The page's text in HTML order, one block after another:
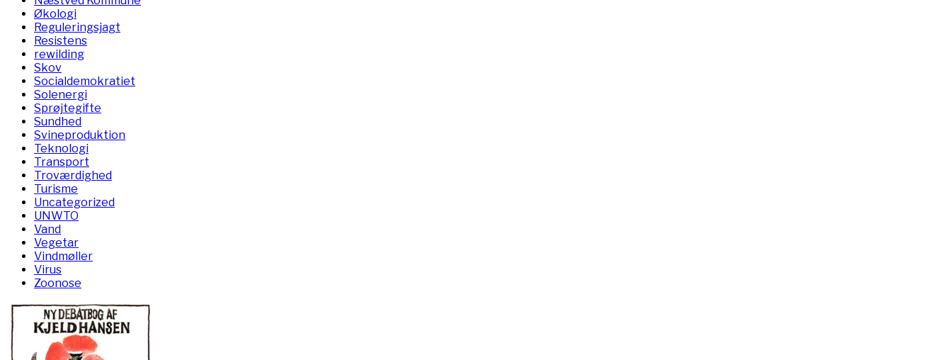
Økologi
Reguleringsjagt
Resistens
rewilding
Skov
Socialdemokratiet
Solenergi
Sprøjtegifte
Sundhed
Svineproduktion
Teknologi
Transport
Troværdighed
Turisme
Uncategorized
UNWTO
Vand
Vegetar
Vindmøller
Virus
Zoonose